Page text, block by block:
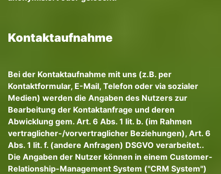
Kontaktaufnahme
Bei der Kontaktaufnahme mit uns (z.B. per
Kontaktformular, E-Mail, Telefon oder via sozialer
Medien) werden die Angaben des Nutzers zur
Bearbeitung der Kontaktanfrage und deren
Abwicklung gem. Art. 6 Abs. 1 lit. b. (im Rahmen
vertraglicher-/vorvertraglicher Beziehungen), Art. 6
Abs. 1 lit. f. (andere Anfragen) DSGVO verarbeitet..
Die Angaben der Nutzer können in einem Customer-
Relationship-Management System ("CRM System")